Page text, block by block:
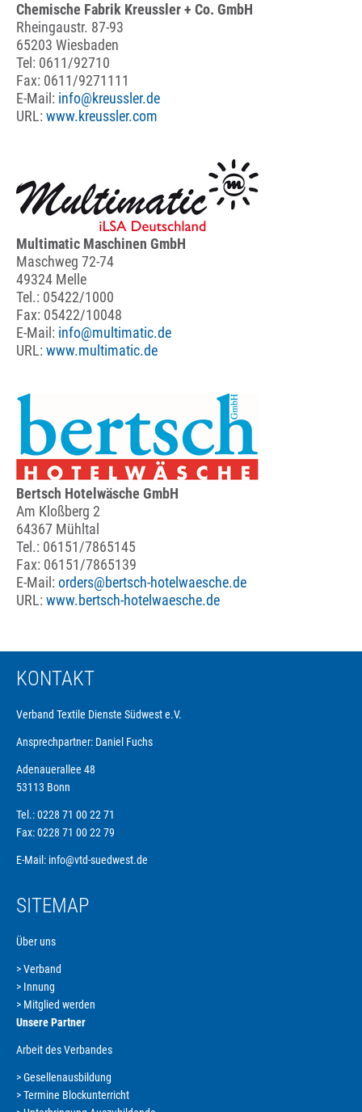
Chemische Fabrik Kreussler + Co. GmbH
Rheingaustr. 87-93
65203 Wiesbaden
Tel: 0611/92710
Fax: 0611/9271111
E-Mail: info@kreussler.de
URL: www.kreussler.com
Multimatic Maschinen GmbH
Maschweg 72-74
49324 Melle
Tel.: 05422/1000
Fax: 05422/10048
E-Mail: info@multimatic.de
URL: www.multimatic.de
Bertsch Hotelwäsche GmbH
Am Kloßberg 2
64367 Mühltal
Tel.: 06151/7865145
Fax: 06151/7865139
E-Mail: orders@bertsch-hotelwaesche.de
URL: www.bertsch-hotelwaesche.de
KONTAKT
Verband Textile Dienste Südwest e.V.
Ansprechpartner: Daniel Fuchs
Adenauerallee 48
53113 Bonn
Tel.: 0228 71 00 22 71
Fax: 0228 71 00 22 79
E-Mail: info@vtd-suedwest.de
SITEMAP
Über uns
Navigation
überspringen
Verband
Innung
Mitglied werden
Unsere Partner
Arbeit des Verbandes
Navigation
Gesellenausbildung
Termine Blockunterricht